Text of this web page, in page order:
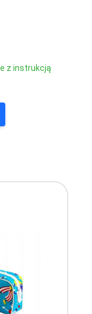
z instrukcją